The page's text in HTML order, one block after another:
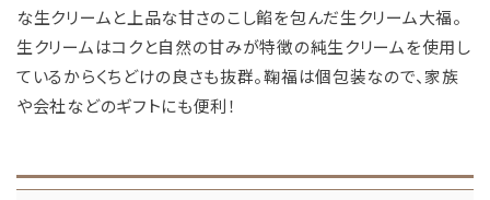
な生クリームと上品な甘さのこし餡を包んだ生クリーム大福。
生クリームはコクと自然の甘みが特徴の純生クリームを使用し
ているからくちどけの良さも抜群。鞠福は個包装なので、家族
や会社などのギフトにも便利！